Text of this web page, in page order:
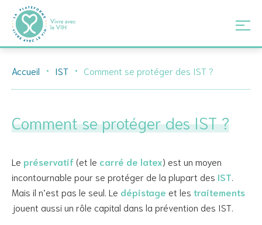
Accueil IST Comment se protéger des IST ?
Comment se protéger des IST ?
Le préservatif(et le carré de latex) est un moyen
incontournable pour se protéger de la plupart des IST
Mais il n’est pas le seul. Le dépistage et les traitements
jouent aussi un rôle capital dans la prévention des IST.